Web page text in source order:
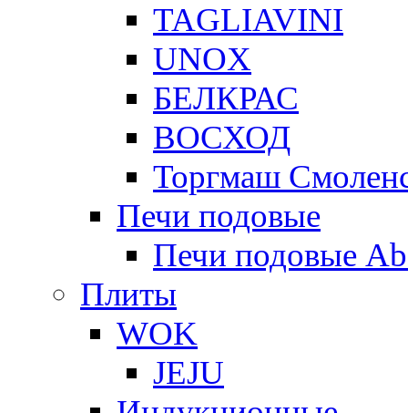
TAGLIAVINI
UNOX
БЕЛКРАС
ВОСХОД
Торгмаш
Печи подовые
Печи подовые
Плиты
WOK
JEJU